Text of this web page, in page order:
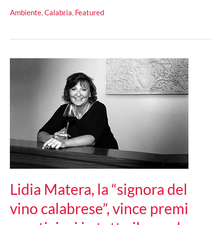
i
treni
Ambiente,Calabria, Featured
Lidia Matera, la “signora del
vino calabrese”, vince premi